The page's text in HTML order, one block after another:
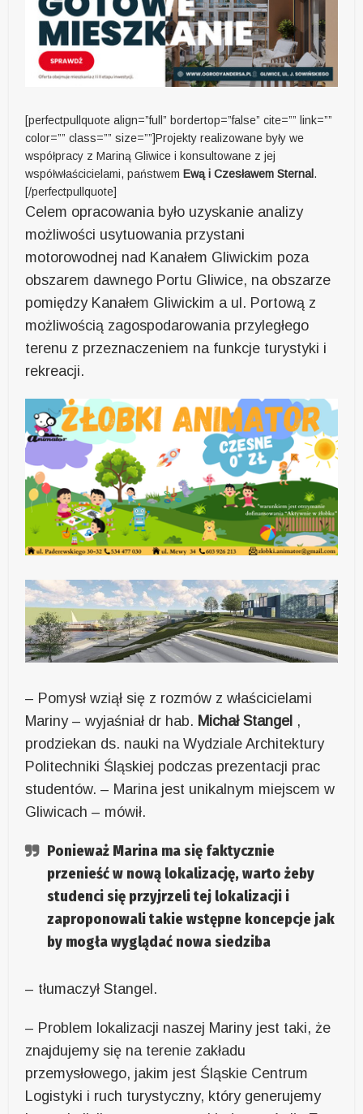
[perfectpullquote align=”full” bordertop=”false” cite=”” link=””
color=”” class=”” size=””]Projekty realizowane były we
współpracy z Mariną Gliwice i konsultowane z jej
współwłaścicielami, państwem Ewą i Czesławem Sternal.
[/perfectpullquote]
Celem opracowania było uzyskanie analizy
możliwości usytuowania przystani
motorowodnej nad Kanałem Gliwickim poza
obszarem dawnego Portu Gliwice, na obszarze
pomiędzy Kanałem Gliwickim a ul. Portową z
możliwością zagospodarowania przyległego
terenu z przeznaczeniem na funkcje turystyki i
rekreacji.
– Pomysł wziął się z rozmów z właścicielami
Mariny – wyjaśniał dr hab. Michał Stangel ,
prodziekan ds. nauki na Wydziale Architektury
Politechniki Śląskiej podczas prezentacji prac
studentów. – Marina jest unikalnym miejscem w
Gliwicach – mówił.
Ponieważ Marina ma się faktycznie
przenieść w nową lokalizację, warto żeby
studenci się przyjrzeli tej lokalizacji i
zaproponowali takie wstępne koncepcje jak
by mogła wyglądać nowa siedziba
– tłumaczył Stangel.
– Problem lokalizacji naszej Mariny jest taki, że
znajdujemy się na terenie zakładu
przemysłowego, jakim jest Śląskie Centrum
Logistyki i ruch turystyczny, który generujemy